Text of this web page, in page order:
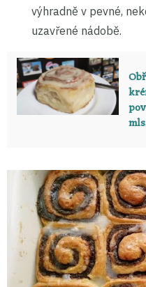
výhradně v pevné,
uzavřené nádobě.